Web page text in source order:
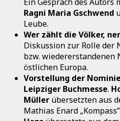
Ragni Maria Gschwend
Leube.
Wer zählt die Völker,
Diskussion zur Rolle der
bzw. wiedererstandenen
östlichen Europa.
Vorstellung der
Leipziger Buchmesse.
Müller übersetzten aus
Mathias Enard